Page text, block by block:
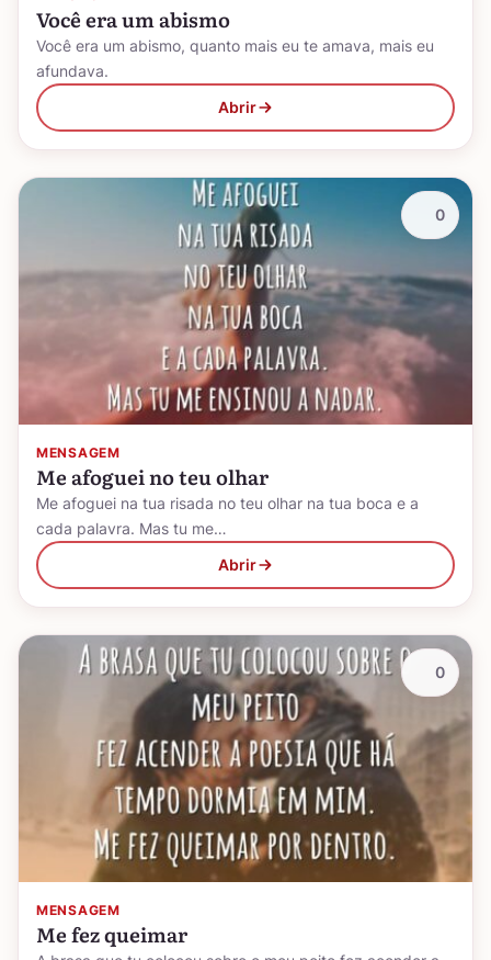
Você era um abismo
Você era um abismo, quanto mais eu te amava, mais eu
afundava.
Abrir
MENSAGEM
Me afoguei no teu olhar
Me afoguei na tua risada no teu olhar na tua boca e a
cada palavra. Mas tu me…
Abrir
0
MENSAGEM
Me fez queimar
0